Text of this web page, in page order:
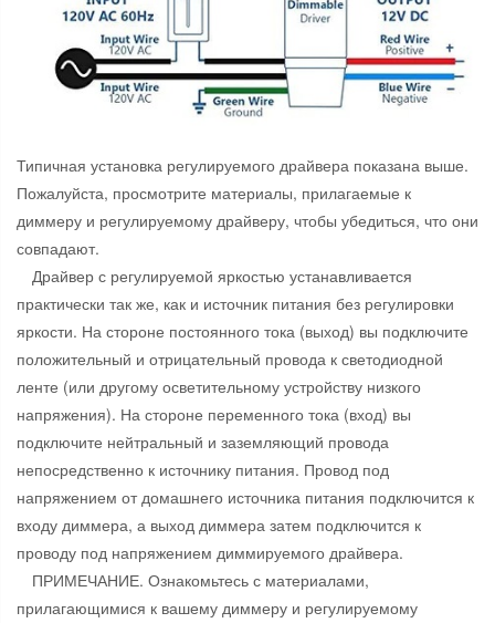
Типичная установка регулируемого драйвера показана выше.
Пожалуйста, просмотрите материалы, прилагаемые к
диммеру и регулируемому драйверу, чтобы убедиться, что они
совпадают.
Драйвер с регулируемой яркостью устанавливается
практически так же, как и источник питания без регулировки
яркости. На стороне постоянного тока (выход) вы подключите
положительный и отрицательный провода к светодиодной
ленте (или другому осветительному устройству низкого
напряжения). На стороне переменного тока (вход) вы
подключите нейтральный и заземляющий провода
непосредственно к источнику питания. Провод под
напряжением от домашнего источника питания подключится к
входу диммера, а выход диммера затем подключится к
проводу под напряжением диммируемого драйвера.
ПРИМЕЧАНИЕ. Ознакомьтесь с материалами,
прилагающимися к вашему диммеру и регулируемому